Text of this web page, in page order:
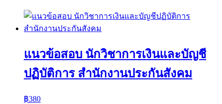
แนวข้อสอบ นักวิชาการเงินและบัญชี
ปฏิบัติการ สำนักงานประกันสังคม
฿380